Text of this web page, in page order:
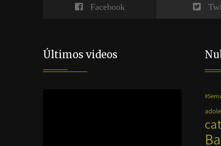
Facebook
Últimos videos